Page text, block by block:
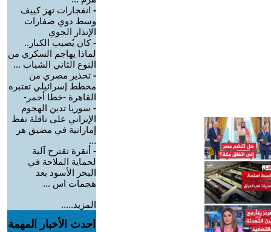
- انفجارات تهز كييف
وسط دوي صفارات
الإنذار الجوي
-كان يُصيب الكبار..
لماذا يهاجم السكري من
النوع الثاني الشباب ...
- تحذير مصري من
مخطط إسرائيلي تعتبره
القاهرة -خطا أحمر-
- سوريا تدين الهجوم
الإيراني على ناقلة نفط
إماراتية في مضيق هر
...
- أنقرة تقترح آلية
لحماية الملاحة في
البحر الأسود بعد
هجمات اس ...
المزيد.....
احدث الأخبار المهمة